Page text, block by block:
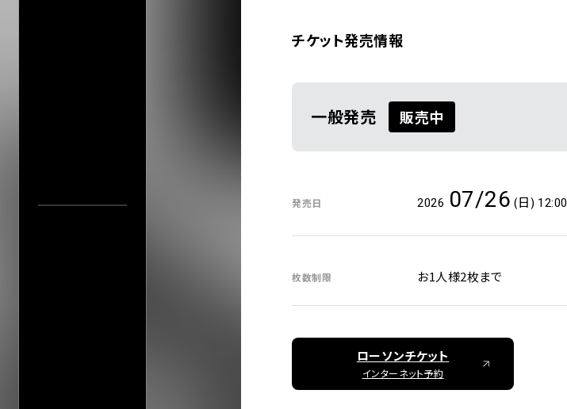
中止／延期の
詳しく公演を
チケット発売情報
一般発売 販売中
発売日 2026 07/26 (日) 12:00
枚数制限 お1人様2枚まで
ローソンチケット
インターネット予約